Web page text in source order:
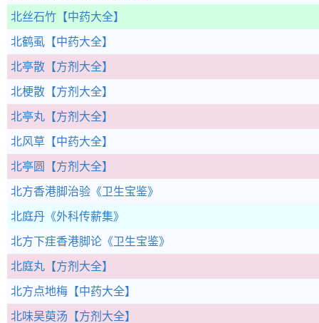
北丝石竹 【中药大全】
北鹤虱 【中药大全】
北亭散 【方剂大全】
北梗散 【方剂大全】
北亭丸 【方剂大全】
北风草 【中药大全】
北亭圆 【方剂大全】
北方香港脚治验 《卫生宝鉴》
北庭丹 《外科传薪集》
北方下疰香港脚论 《卫生宝鉴》
北庭丸 【方剂大全】
北方点地梅 【中药大全】
北味吴萸汤 【方剂大全】